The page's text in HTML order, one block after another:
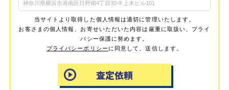
当サイトより取得した個人情報は適切に管理いたします。
お客さまの個人情報、お寄せいただいた内容は厳重に取扱い、プライ
バシー保護に努めます。
プライバシーポリシーに同意して、送信します。